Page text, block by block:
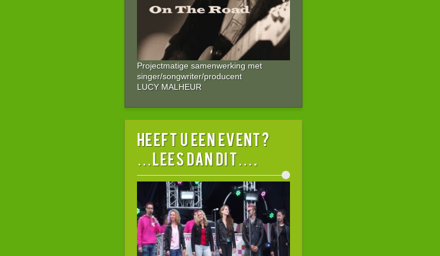
Projectmatige samenwerking met
singer/songwriter/producent
LUCY MALHEUR
HEEFT U EEN EVENT?
…lees dan dit….